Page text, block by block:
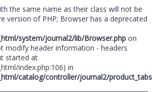
the same name as their class will not be
version of PHP; Browser has a deprecated
system/journal2/lib/Browser.php on
modify header information - headers
started at
index.php:106) in
catalog/controller/journal2/